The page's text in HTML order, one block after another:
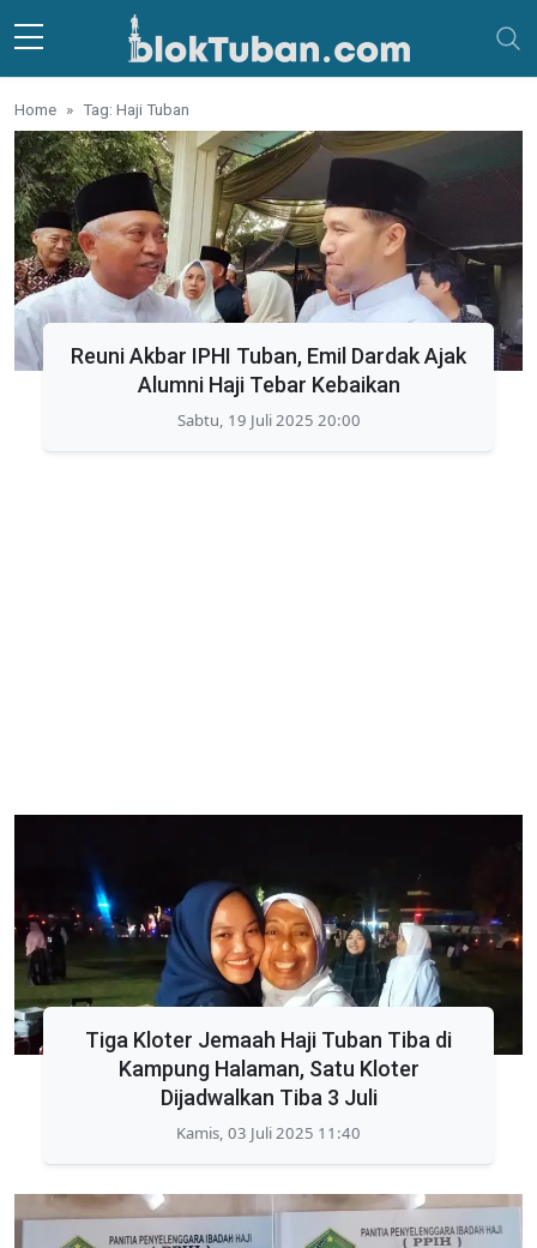
Skip to main content
Home Tag: Haji Tuban
Reuni Akbar IPHI Tuban, Emil Dardak Ajak
Alumni Haji Tebar Kebaikan
Sabtu, 19 Juli 2025 20:00
Tiga Kloter Jemaah Haji Tuban Tiba di
Kampung Halaman, Satu Kloter
Dijadwalkan Tiba 3 Juli
Kamis, 03 Juli 2025 11:40